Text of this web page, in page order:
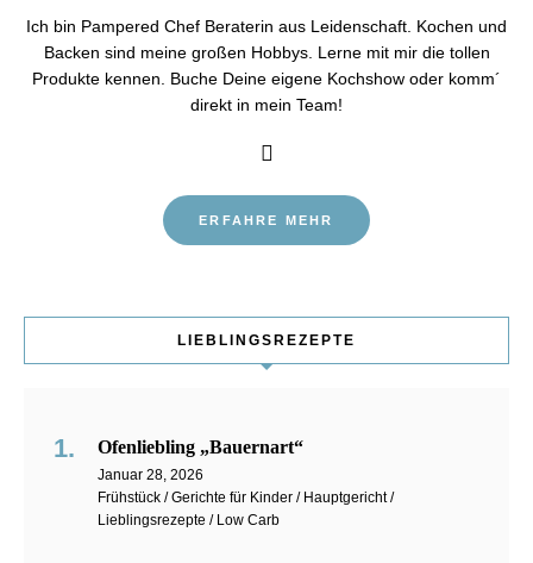
Ich bin Pampered Chef Beraterin aus Leidenschaft. Kochen und
Backen sind meine großen Hobbys. Lerne mit mir die tollen
Produkte kennen. Buche Deine eigene Kochshow oder komm´
direkt in mein Team!
ERFAHRE MEHR
LIEBLINGSREZEPTE
Ofenliebling „Bauernart“
Januar 28, 2026
Frühstück / Gerichte für Kinder / Hauptgericht /
Lieblingsrezepte / Low Carb